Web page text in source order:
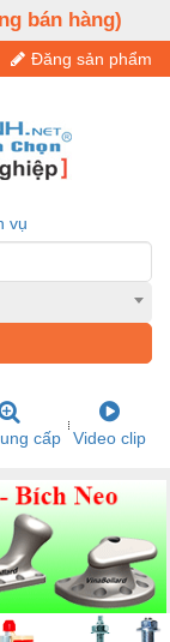
bán hàng)
Đăng sản phẩm
vụ
cấp Video clip